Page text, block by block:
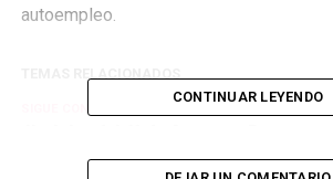
autoempleo.
NO TE PIERDAS
CONTINUAR LEYENDO